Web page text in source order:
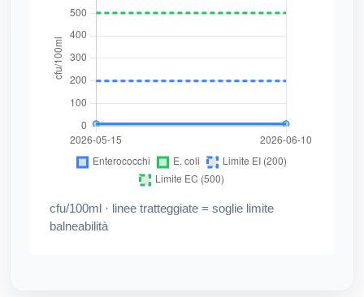
cfu/100ml · linee tratteggiate = soglie limite
balneabilità